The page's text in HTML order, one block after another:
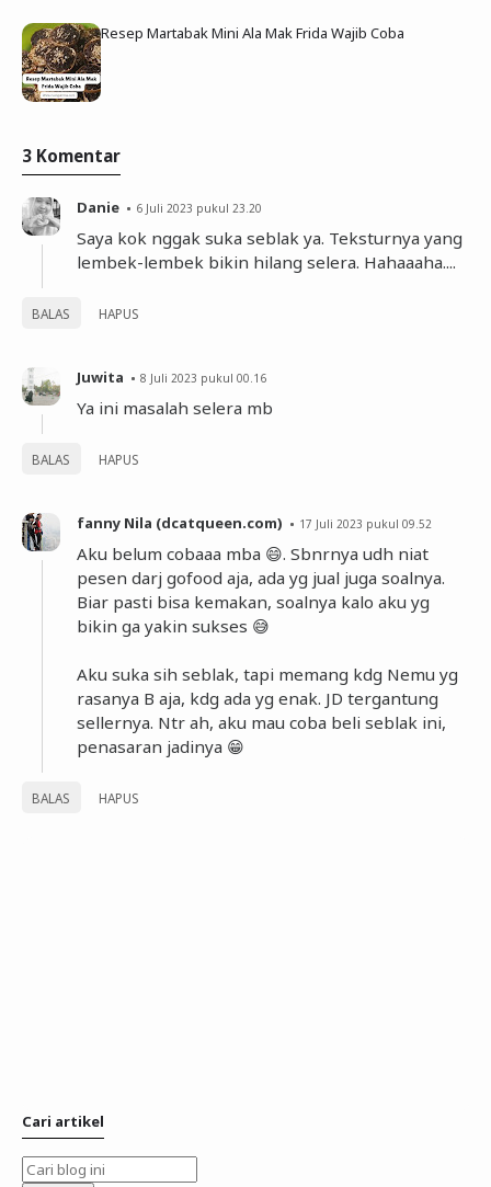
Resep Martabak Mini Ala Mak Frida Wajib Coba
3 Komentar
Danie 6 Juli 2023 pukul 23.20
Saya kok nggak suka seblak ya. Teksturnya yang
lembek-lembek bikin hilang selera. Hahaaaha....
BALAS HAPUS
Juwita 8 Juli 2023 pukul 00.16
Ya ini masalah selera mb
BALAS HAPUS
fanny Nila (dcatqueen.com) 17 Juli 2023 pukul 09.52
Aku belum cobaaa mba 😄. Sbnrnya udh niat
pesen darj gofood aja, ada yg jual juga soalnya.
Biar pasti bisa kemakan, soalnya kalo aku yg
bikin ga yakin sukses 😅
Aku suka sih seblak, tapi memang kdg Nemu yg
rasanya B aja, kdg ada yg enak. JD tergantung
sellernya. Ntr ah, aku mau coba beli seblak ini,
penasaran jadinya 😁
BALAS HAPUS
Cari artikel